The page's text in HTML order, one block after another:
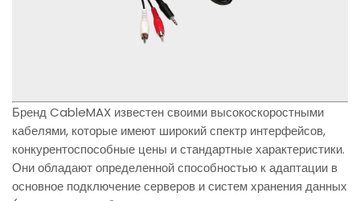
Бренд CableMAX известен своими высокоскоростными
кабелями, которые имеют широкий спектр интерфейсов,
конкурентоспособные цены и стандартные характеристики.
Они обладают определенной способностью к адаптации в
основное подключение серверов и систем хранения данных